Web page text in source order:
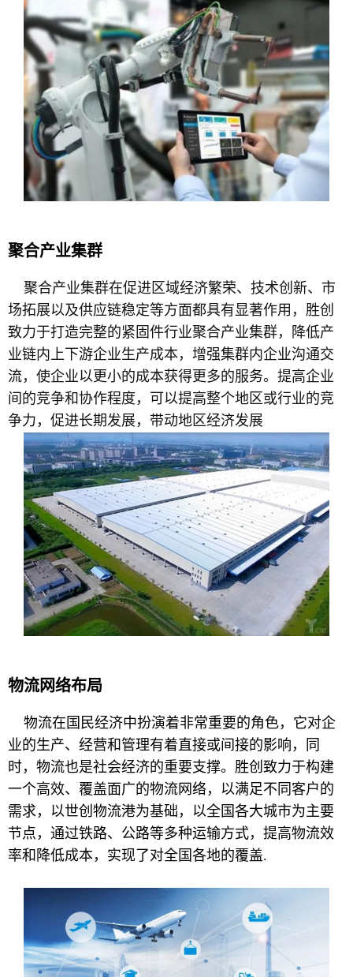
聚合产业集群
聚合产业集群在促进区域经济繁荣、技术创新、市
场拓展以及供应链稳定等方面都具有显著作用，胜创
致力于打造完整的紧固件行业聚合产业集群，降低产
业链内上下游企业生产成本，增强集群内企业沟通交
流，使企业以更小的成本获得更多的服务。提高企业
间的竞争和协作程度，可以提高整个地区或行业的竞
争力，促进长期发展，带动地区经济发展
物流网络布局
物流在国民经济中扮演着非常重要的角色，它对企
业的生产、经营和管理有着直接或间接的影响，同
时，物流也是社会经济的重要支撑。胜创致力于构建
一个高效、覆盖面广的物流网络，以满足不同客户的
需求，以世创物流港为基础，以全国各大城市为主要
节点，通过铁路、公路等多种运输方式，提高物流效
率和降低成本，实现了对全国各地的覆盖.